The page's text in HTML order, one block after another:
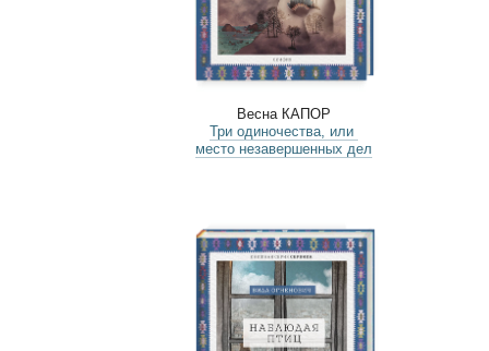
Весна КАПОР
Три одиночества, или
место незавершенных дел